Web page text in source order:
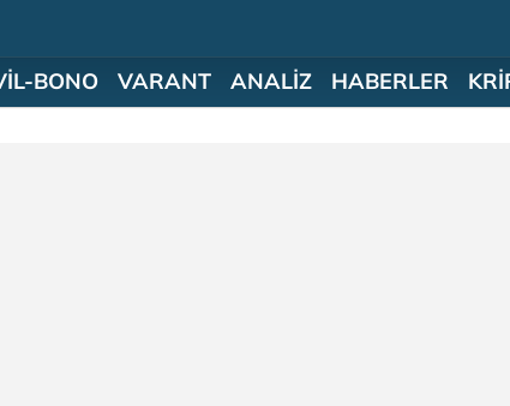
BONO VARANT ANALİZ HABERLER